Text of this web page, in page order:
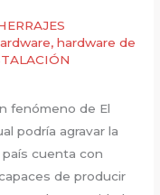
,hardware de
fenómeno de El
podría agravar la
cuenta con
de producir